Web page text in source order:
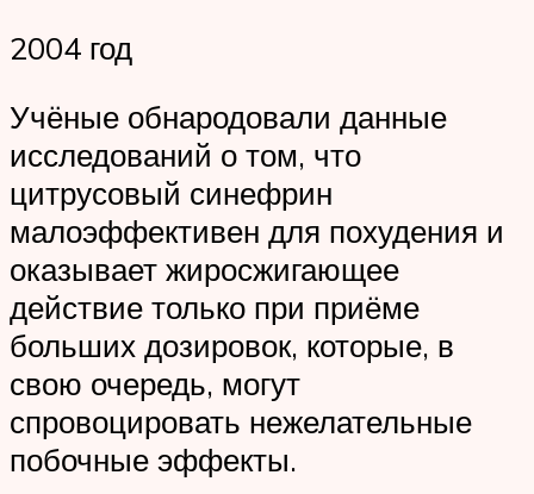
2004 год
Учёные обнародовали данные
исследований о том, что
цитрусовый синефрин
малоэффективен для похудения и
оказывает жиросжигающее
действие только при приёме
больших дозировок, которые, в
свою очередь, могут
спровоцировать нежелательные
побочные эффекты.